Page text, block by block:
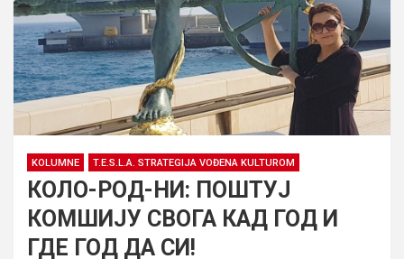
KOLUMNE T.E.S.L.A. STRATEGIJA VOĐENA KULTUROM
КОЛО-РОД-НИ: ПОШТУЈ
КОМШИЈУ СВОГА КАД ГОД И
ГДЕ ГОД ДА СИ!